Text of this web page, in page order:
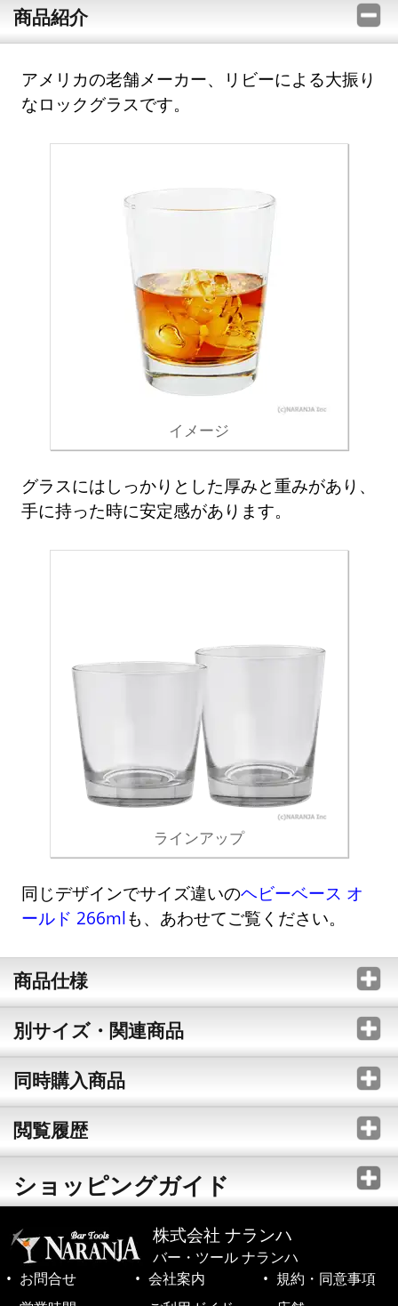
商品紹介
アメリカの老舗メーカー、リビーによる大振り
なロックグラスです。
イメージ
グラスにはしっかりとした厚みと重みがあり、
手に持った時に安定感があります。
ラインアップ
同じデザインでサイズ違いのヘビーベース オ
ールド 266mlも、あわせてご覧ください。
商品仕様
別サイズ・関連商品
同時購入商品
閲覧履歴
ショッピングガイド
株式会社 ナランハ
バー・ツール ナランハ
お問合せ
会社案内
規約・同意事項